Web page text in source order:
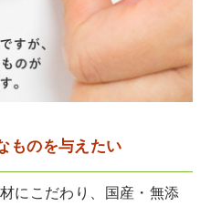
ものを与えたい
にこだわり、国産・無添